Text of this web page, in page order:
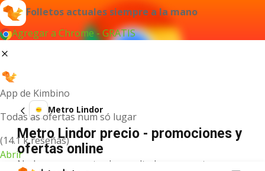
Folletos actuales siempre a la mano
Agregar a Chrome - GRATIS
App de Kimbino
Todas as ofertas num só lugar
(14.1 k reseñas)
Abrir
Metro Lindor
Metro Lindor precio - promociones y
ofertas online
No hemos encontrado resultados para este